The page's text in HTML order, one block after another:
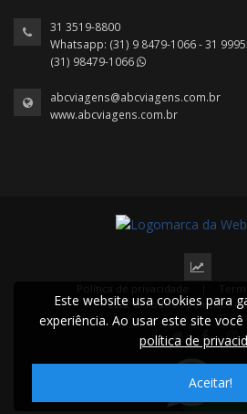
31 3519-8800
Whatsapp: (31) 9 8479-1066 - 31
(31) 98479-1066
abcviagens@abcviagens.com.br
www.abcviagens.com.br
2022 © Todos os direitos
Este website usa cookies para
experiência. Ao usar este site
política de
Aceitar!